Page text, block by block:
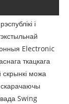
і
Electronic
ткацкага
можа
скарачаючы
Swing